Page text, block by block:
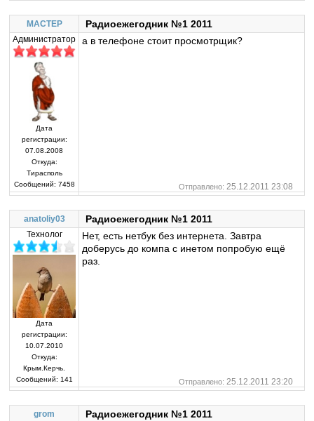
MACTEP Радиоежегодник №1 2011
Администратор
Дата
регистрации:
07.08.2008
Откуда:
Тирасполь
Сообщений: 7458
а в телефоне стоит просмотрщик?
Отправлено: 25.12.2011 23:08
anatoliy03 Радиоежегодник №1 2011
Технолог
Дата
регистрации:
10.07.2010
Откуда:
Крым.Керчь.
Сообщений: 141
Нет, есть нетбук без интернета. Завтра
доберусь до компа с инетом попробую ещё
раз.
Отправлено: 25.12.2011 23:20
grom Радиоежегодник №1 2011